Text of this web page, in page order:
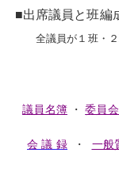
■出席議員と班編
全議員が１班・２
議員名簿 ・委員
会 議 録 ・ 一般